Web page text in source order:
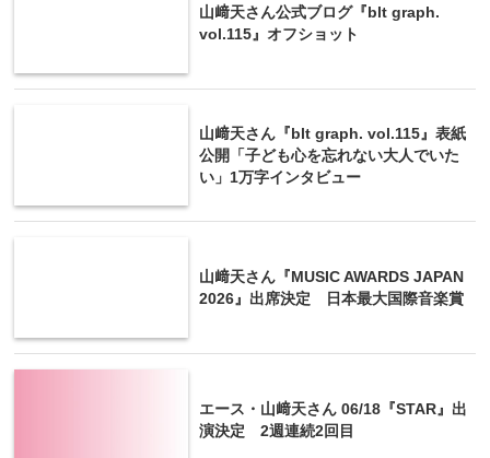
山﨑天さん公式ブログ『blt graph.
vol.115』オフショット
山﨑天さん『blt graph. vol.115』表紙
公開「子ども心を忘れない大人でいた
い」1万字インタビュー
山﨑天さん『MUSIC AWARDS JAPAN
2026』出席決定 日本最大国際音楽賞
エース・山﨑天さん 06/18『STAR』出
演決定 2週連続2回目